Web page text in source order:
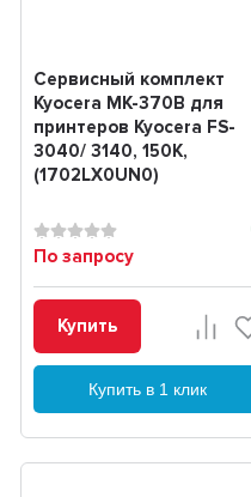
Сервисный комплект
Kyocera MK-370B для
принтеров Kyocera FS-
3040/ 3140, 150K,
(1702LX0UN0)
По запросу
Купить
Купить в 1 клик